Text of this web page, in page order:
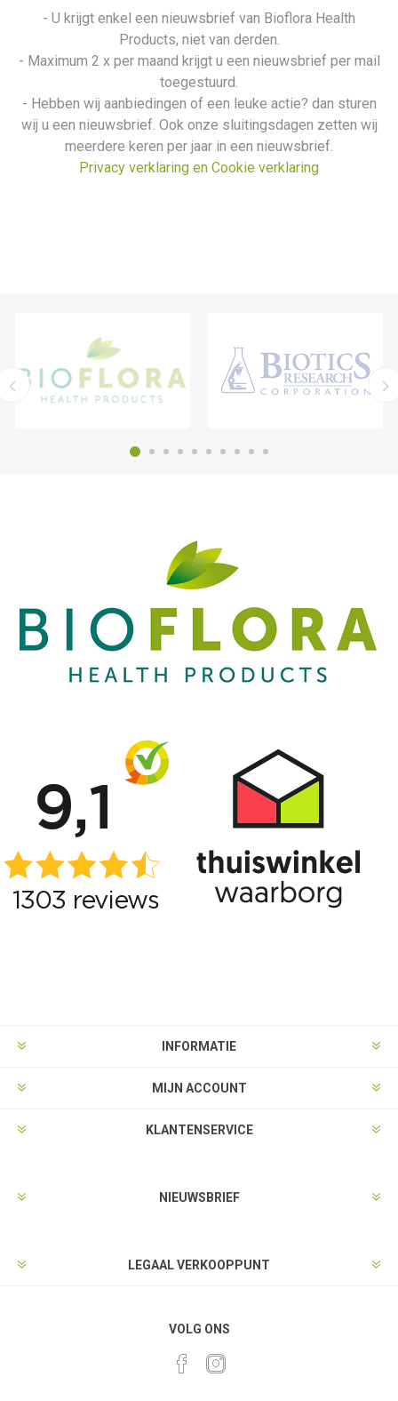
- U krijgt enkel een nieuwsbrief van Bioflora Health
Products, niet van derden.
- Maximum 2 x per maand krijgt u een nieuwsbrief per mail
toegestuurd.
- Hebben wij aanbiedingen of een leuke actie? dan sturen
wij u een nieuwsbrief. Ook onze sluitingsdagen zetten wij
meerdere keren per jaar in een nieuwsbrief.
Privacy verklaring en Cookie verklaring
INFORMATIE
MIJN ACCOUNT
KLANTENSERVICE
NIEUWSBRIEF
LEGAAL VERKOOPPUNT
VOLG ONS